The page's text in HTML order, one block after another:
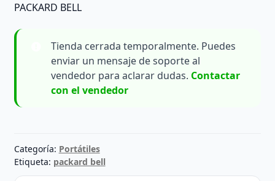
PACKARD BELL
Tienda cerrada temporalmente. Puedes
enviar un mensaje de soporte al
vendedor para aclarar dudas. Contactar
con el vendedor
Categoría: Portátiles
Etiqueta: packard bell